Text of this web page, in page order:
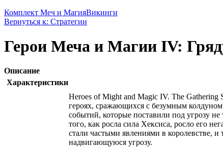
Комплект Меч и МагияВикинги
Вернуться к: Стратегии
Герои Меча и Магии IV:
Описание
Характеристики
Heroes of Might and Magic IV. The Gathering
героях, cражающихся с безумным
событий, которые поставили под угрозу
того, как росла сила Хексиса, росло его
стали частыми явлениями в королевстве, и
надвигающуюся угрозу.